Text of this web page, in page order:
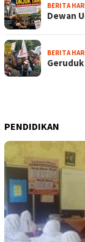
BERITA
Dewan
BERITA
PENDIDIKAN